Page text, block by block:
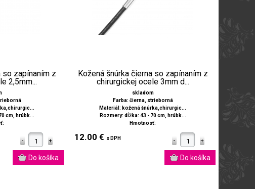
so zapínaním z
2,5mm...
cm, hrúbk...
Kožená šnúrka čierna so zapínaním z
chirurgickej ocele 3mm d...
skladom
Farba: čierna, strieborná
Materiál: kožená šnúrka,chirurgic...
Rozmery: dĺžka: 43 - 70 cm, hrúbk...
Hmotnosť:
12.00 € s DPH